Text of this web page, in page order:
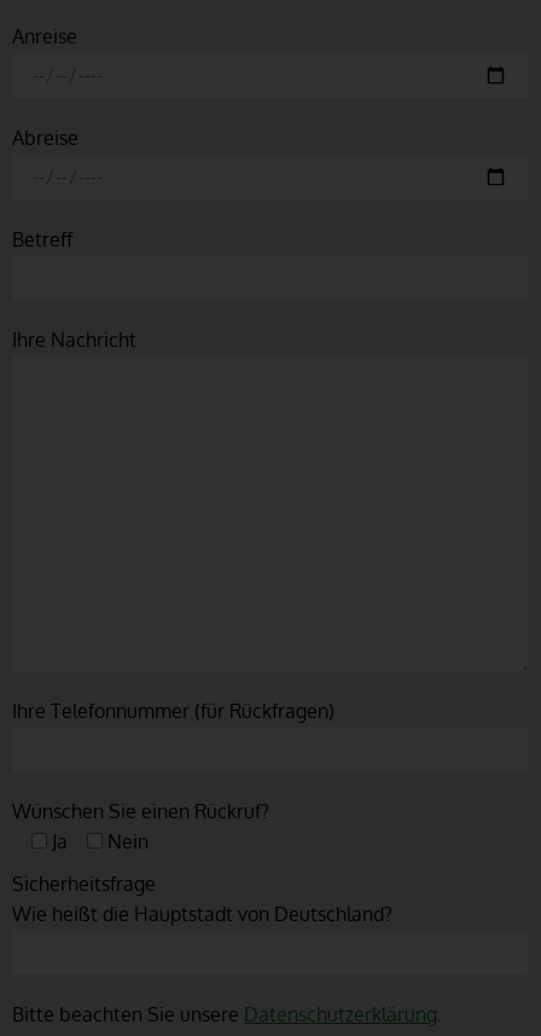
Anreise
Abreise
Betreff
Ihre Nachricht
Ihre Telefonnummer (für Rückfragen)
Wünschen Sie einen Rückruf?
Ja
Nein
Sicherheitsfrage
Wie heißt die Hauptstadt von Deutschland?
Bitte beachten Sie unsere Datenschutzerklärung.